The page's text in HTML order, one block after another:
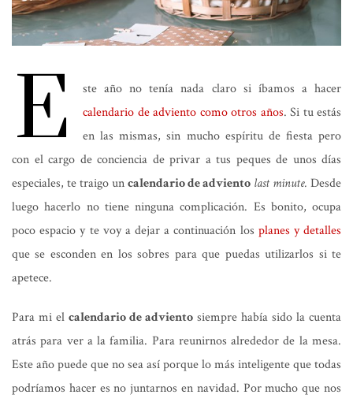
E
ste año no tenía nada claro si íbamos a hacer
calendario de adviento como otros años. Si tu estás
en las mismas, sin mucho espíritu de fiesta pero
con el cargo de conciencia de privar a tus peques de unos días
especiales, te traigo uncalendario de adviento last minute. Desde
luego hacerlo no tiene ninguna complicación. Es bonito, ocupa
poco espacio y te voy a dejar a continuación los planes y detalles
que se esconden en los sobres para que puedas utilizarlos si te
apetece.
Para mi el calendario de adviento siempre había sido la cuenta
atrás para ver a la familia. Para reunirnos alrededor de la mesa.
Este año puede que no sea así porque lo más inteligente que todas
podríamos hacer es no juntarnos en navidad. Por mucho que nos